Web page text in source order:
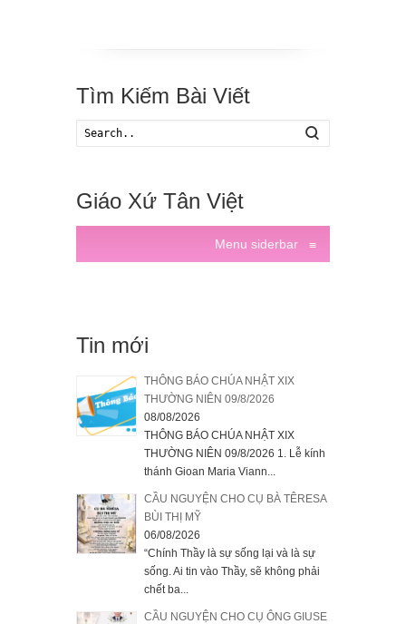
Tìm Kiếm Bài Viết
Giáo Xứ Tân Việt
Menu siderbar ≡
Tin mới
THÔNG BÁO CHÚA NHẬT XIX
THƯỜNG NIÊN 09/8/2026
08/08/2026
THÔNG BÁO CHÚA NHẬT XIX
THƯỜNG NIÊN 09/8/2026 1. Lễ kính
thánh Gioan Maria Viann...
CẦU NGUYỆN CHO CỤ BÀ TÊRESA
BÙI THỊ MỸ
06/08/2026
“Chính Thầy là sự sống lại và là sự
sống. Ai tin vào Thầy, sẽ không phải
chết ba...
CẦU NGUYỆN CHO CỤ ÔNG GIUSE